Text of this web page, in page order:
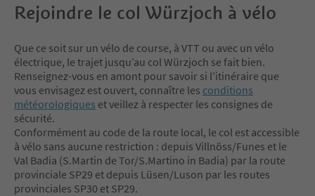
Rejoindre le col Würzjoch à vélo
Que ce soit sur un vélo de course, à VTT ou avec un vélo
électrique, le trajet jusqu’au col Würzjoch se fait bien.
Renseignez-vous en amont pour savoir si l’itinéraire que
vous envisagez est ouvert, connaître les conditions
météorologiques et veillez à respecter les consignes de
sécurité.
Conformément au code de la route local, le col est accessible
à vélo sans aucune restriction : depuis Villnöss/Funes et le
Val Badia (S.Martin de Tor/S.Martino in Badia) par la route
provinciale SP29 et depuis Lüsen/Luson par les routes
provinciales SP30 et SP29.